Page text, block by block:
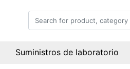
Suministros de laboratorio